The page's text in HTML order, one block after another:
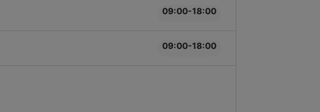
09:00-18:00
09:00-18:00